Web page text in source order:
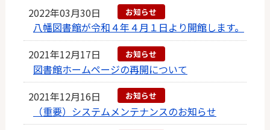
2022年03月30日
お知らせ
八幡図書館が令和４年４月１日より開館します。
2021年12月17日
お知らせ
図書館ホームページの再開について
2021年12月16日
お知らせ
（重要）システムメンテナンスのお知らせ